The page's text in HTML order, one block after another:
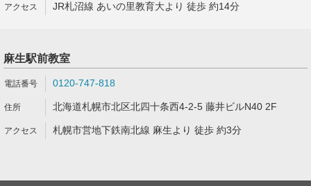
JR札沼線 あいの里教育大より 徒歩 約14分
麻生駅前教室
0120-747-818
北海道札幌市北区北四十条西4-2-5 藤井ビルN40 2F
札幌市営地下鉄南北線 麻生より 徒歩 約3分